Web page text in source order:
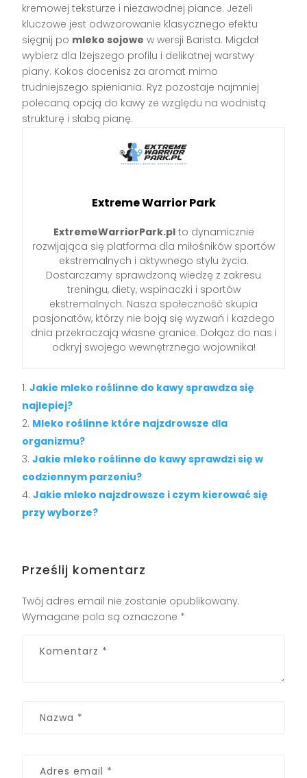
kremowej teksturze i niezawodnej piance. Jeżeli
kluczowe jest odwzorowanie klasycznego efektu
sięgnij po mleko sojowe w wersji Barista. Migdał
wybierz dla lżejszego profilu i delikatnej warstwy
piany. Kokos docenisz za aromat mimo
trudniejszego spieniania. Ryż pozostaje najmniej
polecaną opcją do kawy ze względu na wodnistą
strukturę i słabą pianę.
Extreme Warrior Park
ExtremeWarriorPark.plto dynamicznie
rozwijająca się platforma dla miłośników sportów
ekstremalnych i aktywnego stylu życia.
Dostarczamy sprawdzoną wiedzę z zakresu
treningu, diety, wspinaczki i sportów
ekstremalnych. Nasza społeczność skupia
pasjonatów, którzy nie boją się wyzwań i każdego
dnia przekraczają własne granice. Dołącz do nas i
odkryj swojego wewnętrznego wojownika!
Jakie mleko roślinne do kawy sprawdza się
najlepiej?
Mleko roślinne które najzdrowsze dla
organizmu?
Jakie mleko roślinne do kawy sprawdzi się w
codziennym parzeniu?
Jakie mleko najzdrowsze i czym kierować się
przy wyborze?
Prześlij komentarz
Twój adres email nie zostanie opublikowany.
Wymagane pola są oznaczone *